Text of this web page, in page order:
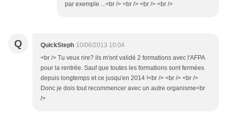
par exemple ...<br /> <br /> <br /> <br />
Q QuickSteph 10/06/2013 10:04
<br /> Tu veux rire? ils m'ont validé 2 formations avec l'AFPA
pour la rentrée. Sauf que toutes les formations sont fermées
depuis longtemps et ce jusqu'en 2014 !<br /> <br /> <br />
Donc je dois tout recommencer avec un autre organisme<br
/>